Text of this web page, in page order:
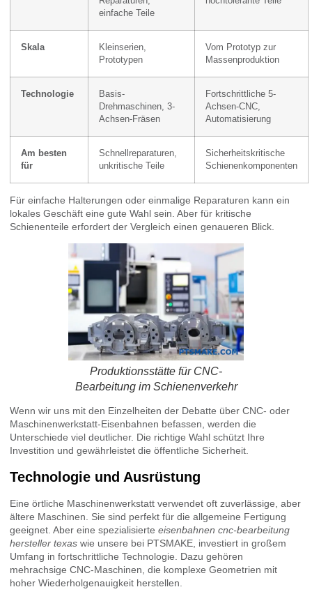
einfache Teile
Skala
Kleinserien,
Prototypen
Vom Prototyp zur
Massenproduktion
Technologie
Basis-
Drehmaschinen, 3-
Achsen-Fräsen
Fortschrittliche 5-
Achsen-CNC,
Automatisierung
Am besten
für
Schnellreparaturen,
unkritische Teile
Sicherheitskritische
Schienenkomponenten
Für einfache Halterungen oder einmalige Reparaturen kann ein
lokales Geschäft eine gute Wahl sein. Aber für kritische
Schienenteile erfordert der Vergleich einen genaueren Blick.
Produktionsstätte für CNC-
Bearbeitung im Schienenverkehr
Wenn wir uns mit den Einzelheiten der Debatte über CNC- oder
Maschinenwerkstatt-Eisenbahnen befassen, werden die
Unterschiede viel deutlicher. Die richtige Wahl schützt Ihre
Investition und gewährleistet die öffentliche Sicherheit.
Technologie und Ausrüstung
Eine örtliche Maschinenwerkstatt verwendet oft zuverlässige, aber
ältere Maschinen. Sie sind perfekt für die allgemeine Fertigung
geeignet. Aber eine spezialisierte eisenbahnen cnc-bearbeitung
hersteller texas wie unsere bei PTSMAKE, investiert in großem
Umfang in fortschrittliche Technologie. Dazu gehören
mehrachsige CNC-Maschinen, die komplexe Geometrien mit
hoher Wiederholgenauigkeit herstellen.